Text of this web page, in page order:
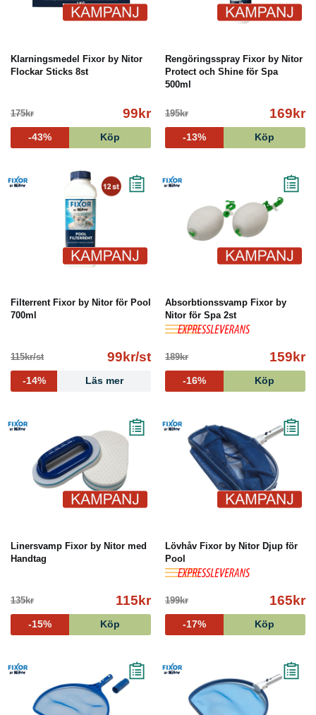
Klarningsmedel Fixor by Nitor
Flockar Sticks 8st
175kr 99kr
-43% Köp
Rengöringsspray Fixor by Nitor
Protect och Shine för Spa
500ml
195kr 169kr
-13% Köp
Filterrent Fixor by Nitor för Pool
700ml
115kr/st 99kr/st
-14% Läs mer
Absorbtionssvamp Fixor by
Nitor för Spa 2st
189kr 159kr
-16% Köp
Linersvamp Fixor by Nitor med
Handtag
135kr 115kr
-15% Köp
Lövhåv Fixor by Nitor Djup för
Pool
199kr 165kr
-17% Köp